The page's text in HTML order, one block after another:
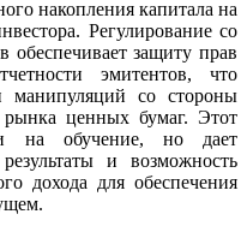
накопления капитала на
Регулирование со
обеспечивает защиту прав
эмитентов, что
манипуляций со стороны
ценных бумаг. Этот
на обучение, но дает
и возможность
дохода для обеспечения